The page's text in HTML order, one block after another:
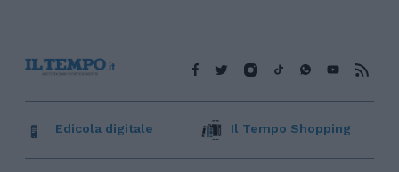
Edicola digitale Il Tempo Shopping